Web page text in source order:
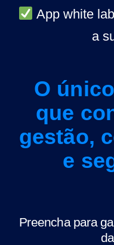
App white
a
O
que
gestão,
e
Preencha para